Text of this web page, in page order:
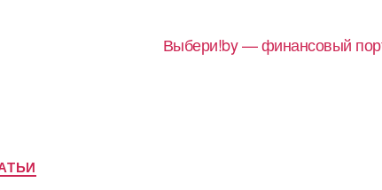
Выбери!by — финансовый
Рубрики